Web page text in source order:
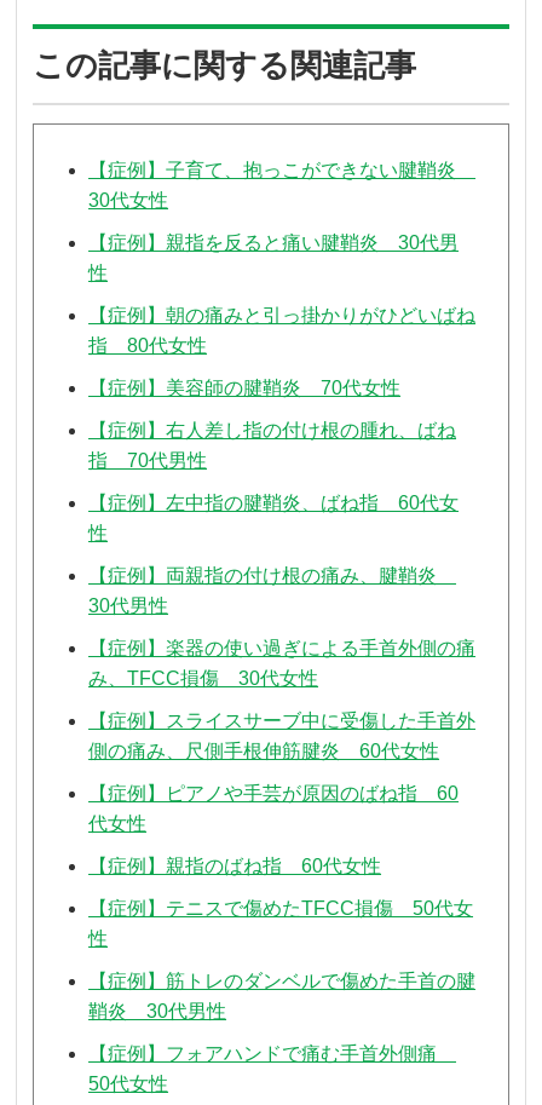
この記事に関する関連記事
【症例】子育て、抱っこができない腱鞘炎
30代女性
【症例】親指を反ると痛い腱鞘炎 30代男
性
【症例】朝の痛みと引っ掛かりがひどいばね
指 80代女性
【症例】美容師の腱鞘炎 70代女性
【症例】右人差し指の付け根の腫れ、ばね
指 70代男性
【症例】左中指の腱鞘炎、ばね指 60代女
性
【症例】両親指の付け根の痛み、腱鞘炎
30代男性
【症例】楽器の使い過ぎによる手首外側の痛
み、TFCC損傷 30代女性
【症例】スライスサーブ中に受傷した手首外
側の痛み、尺側手根伸筋腱炎 60代女性
【症例】ピアノや手芸が原因のばね指 60
代女性
【症例】親指のばね指 60代女性
【症例】テニスで傷めたTFCC損傷 50代女
性
【症例】筋トレのダンベルで傷めた手首の腱
鞘炎 30代男性
【症例】フォアハンドで痛む手首外側痛
50代女性